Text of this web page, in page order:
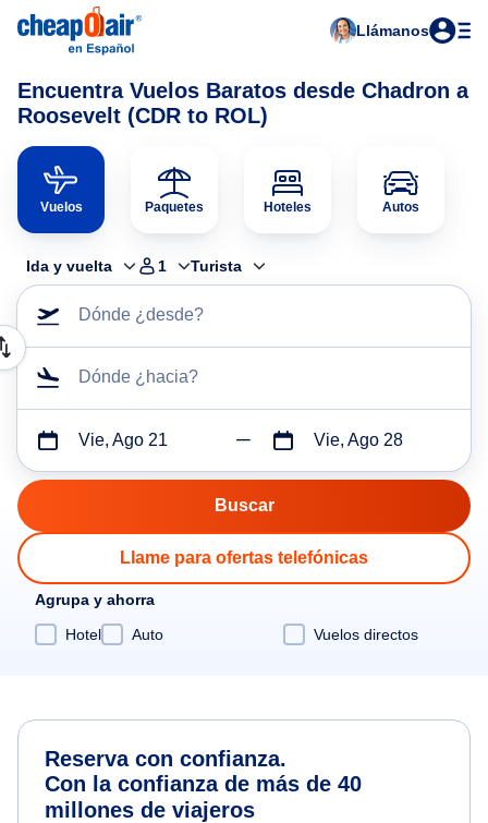
Llámanos
Encuentra Vuelos Baratos desde Chadron a
Roosevelt (CDR to ROL)
Vuelos Paquetes Hoteles Autos
Ida y vuelta 1 Turista
Dónde ¿desde?
Dónde ¿hacia?
Vie, Ago 21 Vie, Ago 28
Llame para ofertas telefónicas
Agrupa y ahorra
Hotel
Auto Vuelos directos
Reserva con confianza.
Con la confianza de más de 40
millones de viajeros